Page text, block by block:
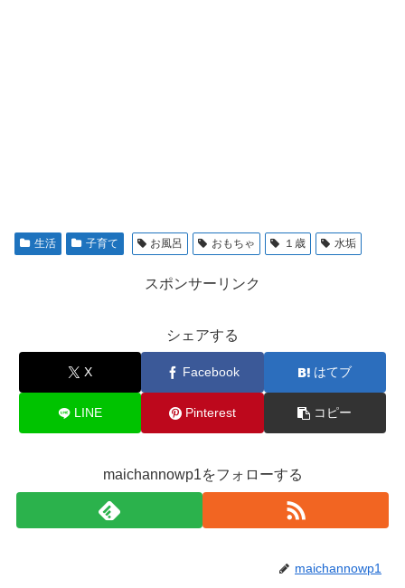
生活 子育て お風呂 おもちゃ １歳 水垢
スポンサーリンク
シェアする
X Facebook はてブ
LINE Pinterest コピー
maichannowp1をフォローする
maichannowp1